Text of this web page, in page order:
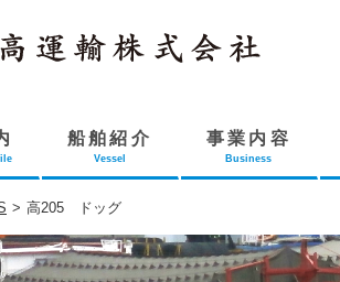
船舶紹介
Vessel
事業内容
Business
> 高205 ドッグ